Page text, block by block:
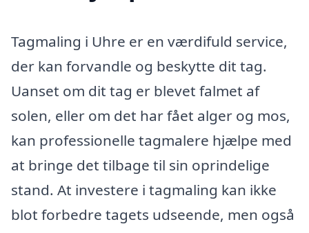
Tagmaling i Uhre er en værdifuld service,
der kan forvandle og beskytte dit tag.
Uanset om dit tag er blevet falmet af
solen, eller om det har fået alger og mos,
kan professionelle tagmalere hjælpe med
at bringe det tilbage til sin oprindelige
stand. At investere i tagmaling kan ikke
blot forbedre tagets udseende, men også